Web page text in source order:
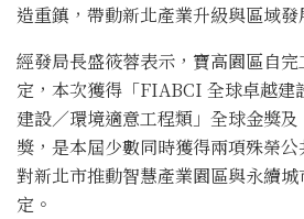
造重鎮，帶動新北產業升級與區域發
經發局長盛筱蓉表示，寶高園區自
定，本次獲得「FIABCI 全球卓越建
建設／環境適意工程類」全球金獎
獎，是本屆少數同時獲得兩項殊榮
對新北市推動智慧產業園區與永續
定。